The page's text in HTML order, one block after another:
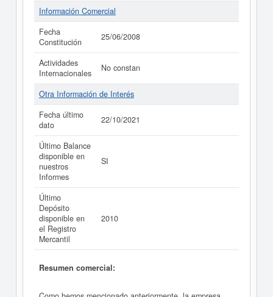
Información Comercial
Fecha
Constitución
25/06/2008
Actividades
Internacionales
No constan
Otra Información de Interés
Fecha último
dato
22/10/2021
Último Balance
disponible en
nuestros
Informes
SI
Último
Depósito
disponible en
el Registro
Mercantil
2010
Resumen comercial: